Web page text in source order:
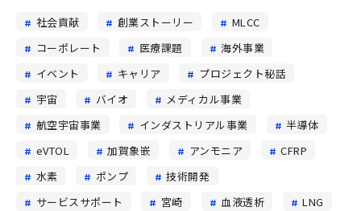
社会貢献 創業ストーリー
MLCC
コーポレート
医療課題
海外事業
イベント
キャリア
プロジェクト秘話
宇宙
バイオ
メディカル事業
航空宇宙事業
インダストリアル事業
半導体
eVTOL
加賀象嵌 アンモニア
CFRP
水素
ポンプ
技術開発
サービスサポート
宮崎 血液透析
LNG